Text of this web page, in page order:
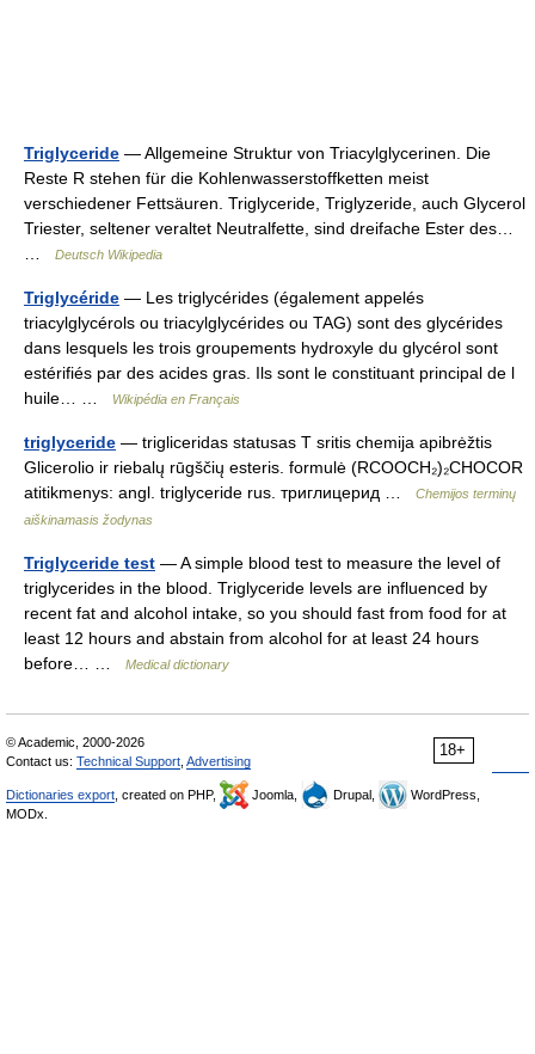
Triglyceride — Allgemeine Struktur von Triacylglycerinen. Die
Reste R stehen für die Kohlenwasserstoffketten meist
verschiedener Fettsäuren. Triglyceride, Triglyzeride, auch Glycerol
Triester, seltener veraltet Neutralfette, sind dreifache Ester des…
Deutsch Wikipedia
Triglycéride — Les triglycérides (également appelés
triacylglycérols ou triacylglycérides ou TAG) sont des glycérides
dans lesquels les trois groupements hydroxyle du glycérol sont
estérifiés par des acides gras. Ils sont le constituant principal de l
huile… …
Wikipédia en Français
triglyceride — trigliceridas statusas T sritis chemija apibrėžtis
Glicerolio ir riebalų rūgščių esteris. formulė (RCOOCH₂)₂CHOCOR
atitikmenys: angl. triglyceride rus. триглицерид …
Chemijos terminų
aiškinamasis žodynas
Triglyceride test — A simple blood test to measure the level of
triglycerides in the blood. Triglyceride levels are influenced by
recent fat and alcohol intake, so you should fast from food for at
least 12 hours and abstain from alcohol for at least 24 hours
before… …
Medical dictionary
18+
© Academic, 2000-2026
Contact us: Technical Support Advertising
Dictionaries export , created on PHP, Joomla, Drupal,
WordPress,
MODx.